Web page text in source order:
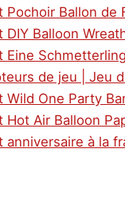
Pochoir Ballon de
DIY Balloon
Eine
de jeu | Jeu
Wild One Party
Hot Air Balloon
anniversaire à la